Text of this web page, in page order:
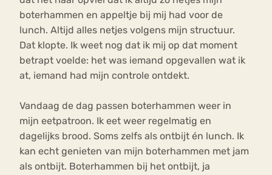
boterhammen en appeltje bij mij had voor de
lunch. Altijd alles netjes volgens mijn structuur.
Dat klopte. Ik weet nog dat ik mij op dat moment
betrapt voelde: het was iemand opgevallen wat ik
at, iemand had mijn controle ontdekt.
Vandaag de dag passen boterhammen weer in
mijn eetpatroon. Ik eet weer regelmatig en
dagelijks brood. Soms zelfs als ontbijt én lunch. Ik
kan echt genieten van mijn boterhammen met jam
als ontbijt. Boterhammen bij het ontbijt, ja